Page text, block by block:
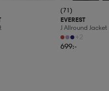
(71)
EVEREST
J Allround Jacket
+2
699:-